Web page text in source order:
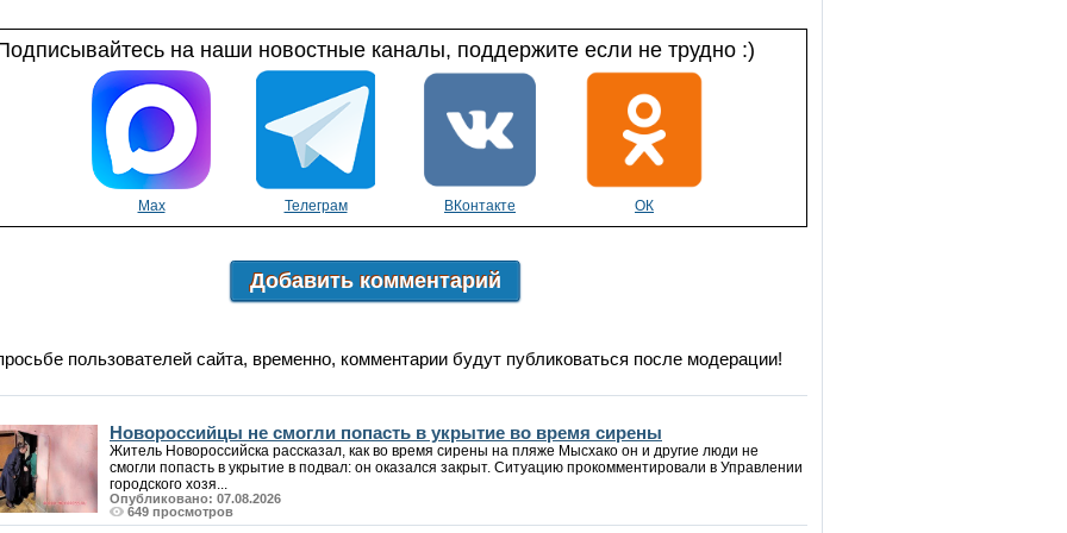
на наши новостные каналы, поддержите если не трудно :)
Max Телеграм ВКонтакте ОК
Добавить комментарий
пользователей сайта, временно, комментарии будут публиковаться после модерации!
Новороссийцы не смогли попасть в укрытие во время сирены
Житель Новороссийска рассказал, как во время сирены на пляже Мысхако он и другие люди не
смогли попасть в укрытие в подвал: он оказался закрыт. Ситуацию прокомментировали в Управлении
городского хозя...
Опубликовано: 07.08.2026
649 просмотров